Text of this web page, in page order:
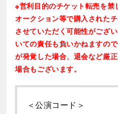
のため、チケットご購入後
芸術劇場(0570-077-039 10
ご連絡くださいますようお
芸術劇場ホームページ、お
のお客様へのお願い」をご
※最新の情報については
※営利目的のチケット転売を禁
オークション等で購入された
させていただく可能性がござ
いての責任も負いかねますの
が発覚した場合、退会など厳
場合もございます。
＜公演コード＞